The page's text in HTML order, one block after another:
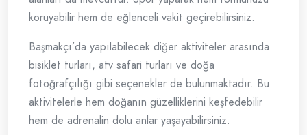
koruyabilir hem de eğlenceli vakit geçirebilirsiniz.
Başmakçı’da yapılabilecek diğer aktiviteler arasında
bisiklet turları, atv safari turları ve doğa
fotoğrafçılığı gibi seçenekler de bulunmaktadır. Bu
aktivitelerle hem doğanın güzelliklerini keşfedebilir
hem de adrenalin dolu anlar yaşayabilirsiniz.